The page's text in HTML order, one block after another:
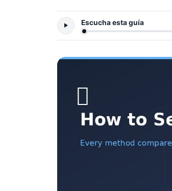
Escucha esta guía